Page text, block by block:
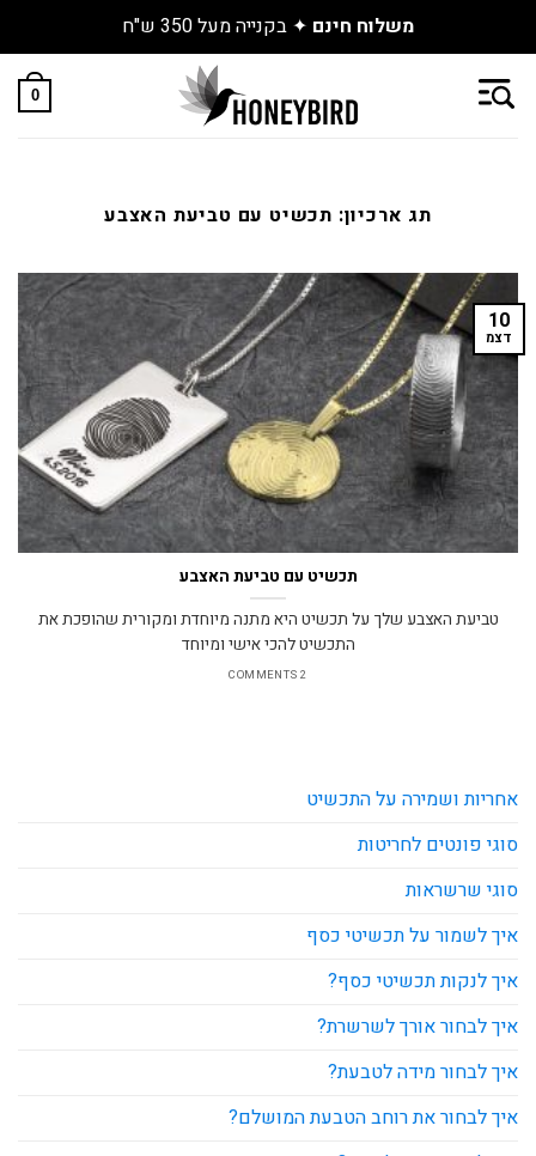
משלוח חינם ✦ בקנייה מעל 350 ש"ח
0
תג ארכיון: תכשיט עם טביעת האצבע
תכשיט עם טביעת האצבע
טביעת האצבע שלך על תכשיט היא מתנה מיוחדת ומקורית שהופכת את
התכשיט להכי אישי ומיוחד
2 COMMENTS
10
דצמ
אחריות ושמירה על התכשיט
סוגי פונטים לחריטות
סוגי שרשראות
איך לשמור על תכשיטי כסף
איך לנקות תכשיטי כסף?
איך לבחור אורך לשרשרת?
איך לבחור מידה לטבעת?
איך לבחור את רוחב הטבעת המושלם?